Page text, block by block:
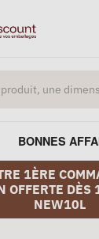
BONNES
1ÈRE
OFFERTE DÈS
NEW10L